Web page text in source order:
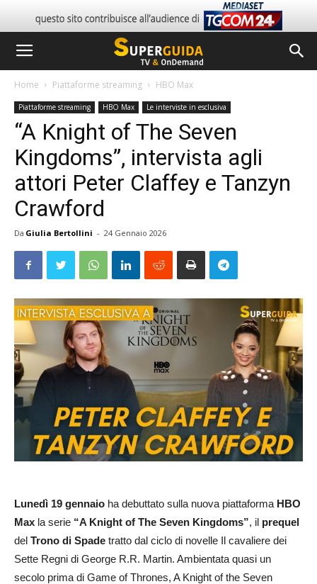
Home Piattaforme streaming HBO Max
Piattaforme streaming HBO Max Le interviste in esclusiva
“A Knight of The Seven
Kingdoms”, intervista agli
attori Peter Claffey e Tanzyn
Crawford
Da Giulia Bertollini - 24 Gennaio 2026
Lunedì 19 gennaio ha debuttato sulla nuova piattaforma HBO
Max la serie “A Knight of The Seven Kingdoms”, il prequel
del Trono di Spade tratto dal ciclo di novelle Il cavaliere dei
Sette Regni di George R.R. Martin. Ambientata quasi un
secolo prima di Game of Thrones, A Knight of the Seven